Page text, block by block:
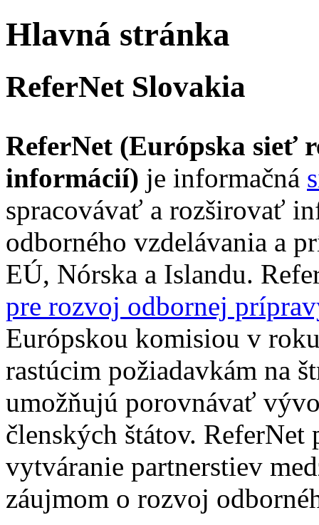
Hlavná stránka
ReferNet Slovakia
ReferNet (Európska sieť
informácií) je informačná
spracovávať a rozširovať
odborného vzdelávania a
EÚ, Nórska a Islandu.
pre rozvoj odbornej
Európskou komisiou v
rastúcim požiadavkám na
umožňujú porovnávať
členských štátov.
vytváranie partnerstiev
záujmom o rozvoj